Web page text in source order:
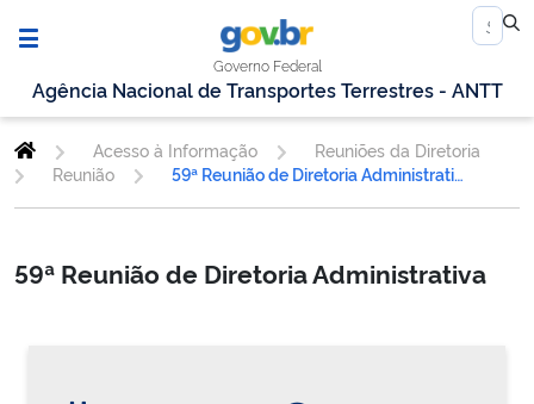
Governo Federal
Agência Nacional de Transportes Terrestres - ANTT
Acesso à Informação
Reuniões da Diretoria
Reunião
59ª Reunião de Diretoria Administrativa
59ª Reunião de Diretoria Administrativa